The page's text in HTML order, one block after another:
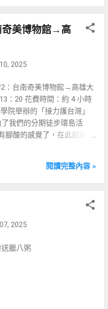
件事呢？ ​ 最近，看完
「商業破局 15 講」的第 3
帶給我關於「銷售」的三個
過李奧納多（Leonardo
）飾演喬登・貝爾福
）的電影-《華爾街之
個精彩片段是，講述業務該
其中最有名的題目為：
會選哪個？ ​ A.「這隻筆功能
點偏價值。 ​ 其實，
影，電影中給的解答是：
）邁進。 ​ 因此，在選擇
助書籍時，一直拿不定主
選擇好搭配的六本輔助書
（四）晚上 7：00～10：
人的獲利模式》一書，與
喜歡又擅長的事中，找到
定位。 ​ 二、如何創造令人
2 月 27 日（四）晚上 7：
提升影響力的七個原則，讓
任你。 ​ 三、如何發起實現願
從求顧客來買，變成讓群眾
運動。 ​ 四、如何寫出吸引
搭配《千面英雄》一書，與
奇美博物館→高
2025
：台南奇美博物館→高雄大
：20 花費時間：約 4 小時
院舉辦的「接力護台灣」
我們的分期徒步環島活
腳酸的感覺了，在此記錄下
館開始出發。 ​ 原本的想法是
邊，走路 10 分鐘就到了。
車站坐火車到台南保安火
博物館後，繼續往下走。
哪邊呢？ ​ 由於晚上有 CXO
閱讀完整內容 »
2025
臘八粥